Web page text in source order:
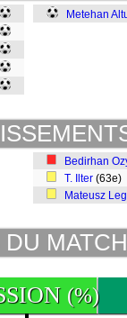
Metehan
Bedirhan
T. Ilter (63e)
Mateusz
DU MATCH
(%)